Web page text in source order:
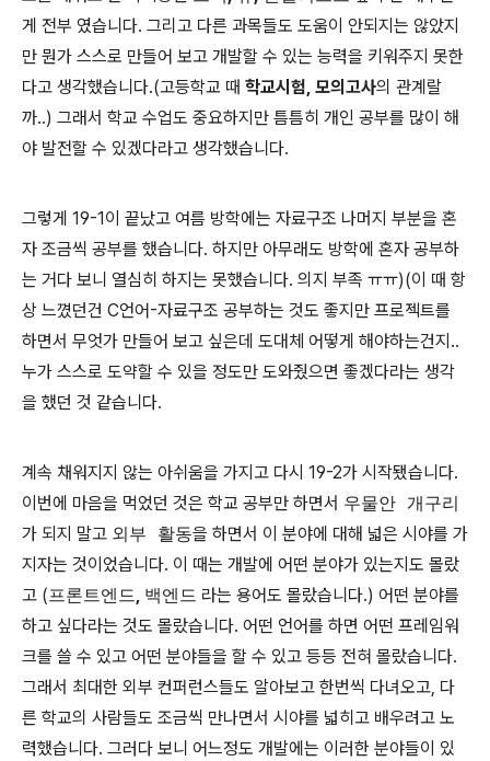
게 전부 였습니다. 그리고 다른 과목들도 도움이 안되지는 않았지
만 뭔가 스스로 만들어 보고 개발할 수 있는 능력을 키워주지 못한
다고 생각했습니다.(고등학교 때 학교시험, 모의고사의 관계랄
까..) 그래서 학교 수업도 중요하지만 틈틈히 개인 공부를 많이 해
야 발전할 수 있겠다라고 생각했습니다.
그렇게 19-1이 끝났고 여름 방학에는 자료구조 나머지 부분을 혼
자 조금씩 공부를 했습니다. 하지만 아무래도 방학에 혼자 공부하
는 거다 보니 열심히 하지는 못했습니다. 의지 부족 ㅠㅠ)(이 때 항
상 느꼈던건 C언어-자료구조 공부하는 것도 좋지만 프로젝트를
하면서 무엇가 만들어 보고 싶은데 도대체 어떻게 해야하는건지..
누가 스스로 도약할 수 있을 정도만 도와줬으면 좋겠다라는 생각
을 했던 것 같습니다.
계속 채워지지 않는 아쉬움을 가지고 다시 19-2가 시작됐습니다.
이번에 마음을 먹었던 것은 학교 공부만 하면서 우물안 개구리
가 되지 말고 외부 활동을 하면서 이 분야에 대해 넓은 시야를 가
지자는 것이었습니다. 이 때는 개발에 어떤 분야가 있는지도 몰랐
고 (프론트엔드, 백엔드 라는 용어도 몰랐습니다.) 어떤 분야를
하고 싶다라는 것도 몰랐습니다. 어떤 언어를 하면 어떤 프레임워
크를 쓸 수 있고 어떤 분야들을 할 수 있고 등등 전혀 몰랐습니다.
그래서 최대한 외부 컨퍼런스들도 알아보고 한번씩 다녀오고, 다
른 학교의 사람들도 조금씩 만나면서 시야를 넓히고 배우려고 노
력했습니다. 그러다 보니 어느정도 개발에는 이러한 분야들이 있